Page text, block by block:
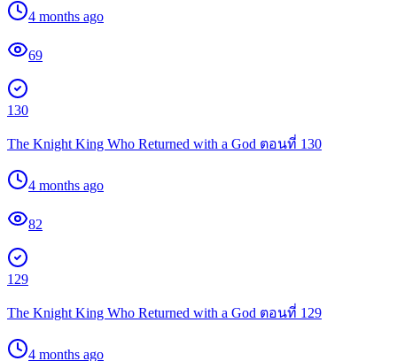
4 months ago
69
130
The Knight King Who Returned with a God ตอนที่ 130
4 months ago
82
129
The Knight King Who Returned with a God ตอนที่ 129
4 months ago